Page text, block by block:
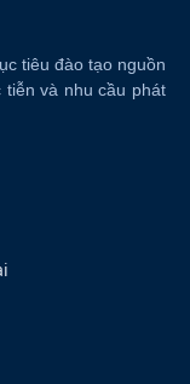
tiêu đào tạo nguồn
và nhu cầu phát